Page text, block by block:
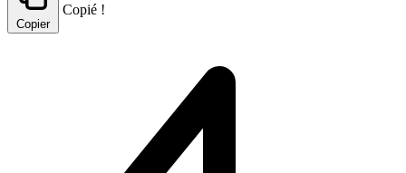
Copier
Copié !